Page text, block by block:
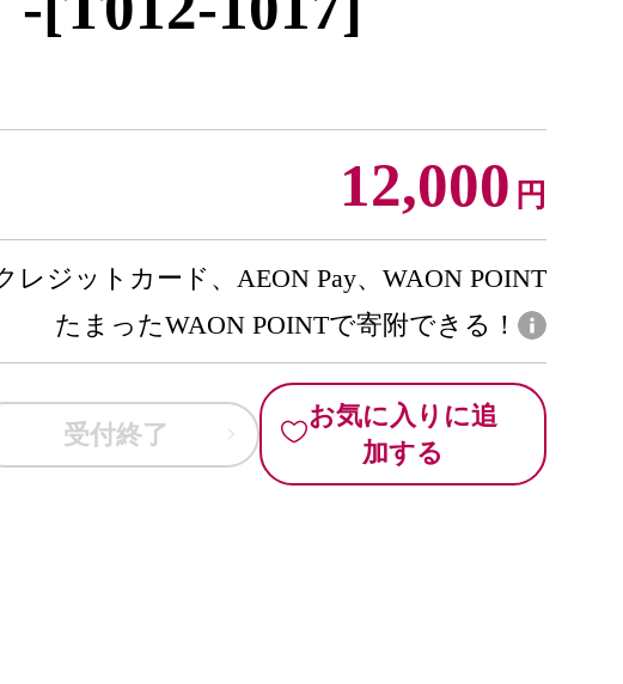
12,000 円
レジットカード、AEON Pay、WAON POINT
たまったWAON POINTで寄附できる！
受付終了
お気に入りに追
加する